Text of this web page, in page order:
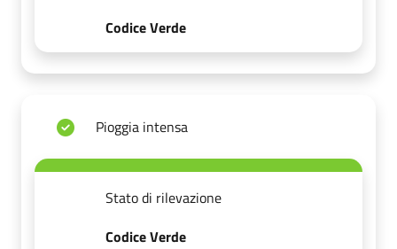
Codice Verde
Pioggia intensa
Stato di rilevazione
Codice Verde